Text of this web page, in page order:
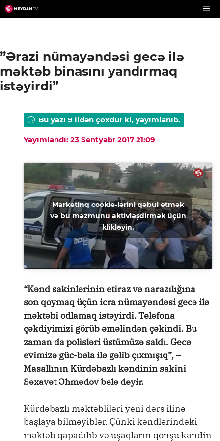
Skip
to
”Ərazi nümayəndəsi gecə ilə
məktəb binasını yandırmaq
istəyirdi”
Bu yazı 9 ildən çoxdur ki, yayımlanıb.
Yayımlandı: 23 Sentyabr 2017 21:09
Marketinq cookie-lərini qəbul etmək
və bu məzmunu aktivləşdirmək üçün
klikləyin.
“Kənd sakinlərinin etiraz və narazılığına
son qoymaq üçün icra nümayəndəsi gecə ilə
məktəbi odlamaq istəyirdi. Telefona
çəkdiyimizi görüb əməlindən çəkindi. Bu
zaman da polisləri üstümüzə saldı. Gecə
evimizə güc-bəla ilə gəlib çıxmışıq”, –
Masallının Kürdəbazlı kəndinin sakini
Səxavət Əhmədov belə deyir.
Kürdəbazlı məktəbliləri yeni dərs ilinə
başlaya bilməyiblər. Çünki kəndlərindəki
məktəb qapadılıb və uşaqların qonşu kəndin